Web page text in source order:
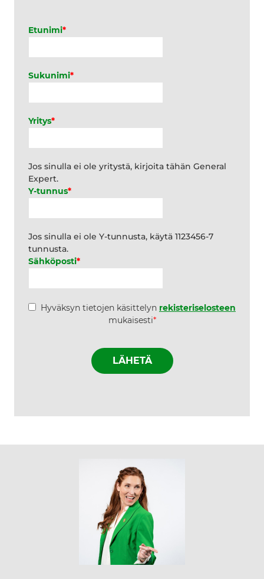
Etunimi*
Sukunimi*
Yritys*
Jos sinulla ei ole yritystä, kirjoita tähän General
Expert.
Y-tunnus*
Jos sinulla ei ole Y-tunnusta, käytä 1123456-7
tunnusta.
Sähköposti*
* Hyväksyn tietojen käsittelyn rekisteriselosteen
mukaisesti*